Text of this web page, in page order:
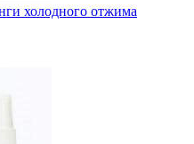
холодного отжима